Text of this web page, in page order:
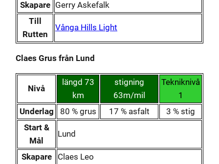
Skapare Gerry Askefalk
Till
Rutten
Vånga Hills Light
Claes Grus från Lund
Nivå
längd 73
km
stigning
63m/mil
Tekniknivå
1
Underlag
80 % grus 17 % asfalt
3 % stig
Start &
Mål
Lund
Skapare Claes Leo